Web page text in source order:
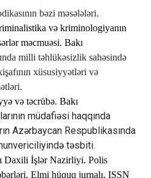
bəzi məsələləri.
və kriminologiyanın
məcmuəsi. Bakı
milli təhlükəsizlik sahəsində
xüsusiyyətləri və
və təcrübə. Bakı
müdafiəsi haqqında
Azərbaycan Respublikasında
təsbiti.
Daxili İşlər Nazirliyi. Polis
. Еlmi hüquq jurnalı, ISSN